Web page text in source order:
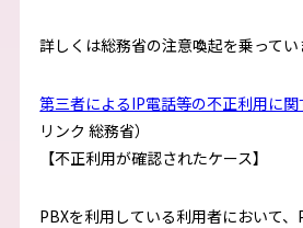
詳しくは総務省の注意喚起を乗ってい
第三者によるIP電話等の不正利用に
リンク 総務省）
【不正利用が確認されたケース】
PBXを利用している利用者において